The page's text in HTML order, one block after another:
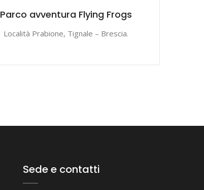
Parco avventura Flying Frogs
Località Prabione, Tignale – Brescia.
Sede e contatti